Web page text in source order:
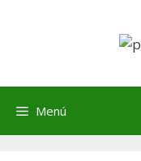
Menú